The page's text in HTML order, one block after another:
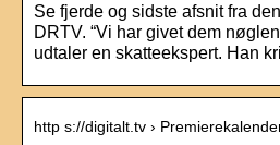
Se fjerde og sidste afsnit fra
DRTV. “Vi har givet dem
udtaler en skatteekspert. Han
http s://digitalt.tv ›